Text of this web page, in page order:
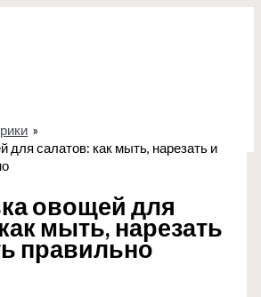
для салатов: как мыть, нарезать и
овощей для
мыть, нарезать
правильно